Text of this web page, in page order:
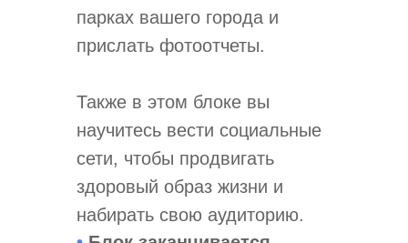
парках вашего города и
прислать фотоотчеты.
Также в этом блоке вы
научитесь вести социальные
сети, чтобы продвигать
здоровый образ жизни и
набирать свою аудиторию.